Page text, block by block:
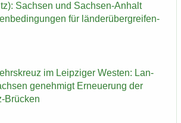
Sach­sen und Sachsen-​Anhalt
für län­der­über­grei­fen­
im Leip­zi­ger Wes­ten: Lan­
ge­neh­migt Er­neue­rung der
Brücken